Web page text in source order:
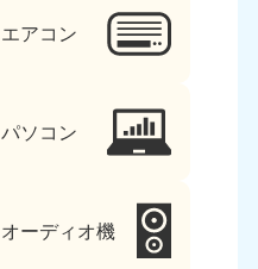
エアコン
パソコン
オーディオ機